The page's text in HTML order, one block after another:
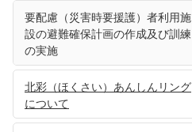
要配慮（災害時要援護）者利用施
設の避難確保計画の作成及び訓練
の実施
北彩（ほくさい）あんしんリング
について